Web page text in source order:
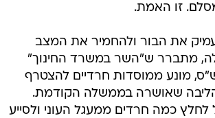
זו האמת.
את הבור ולהחמיר את המצב
מתברר ש"השר במשרד החינוך"
ש"ס, מונע ממוסדות חרדיים להצטרף
הליבה שאושרה בממשלה הקודמת.
לחלץ כמה חרדים ממעגל העוני ולסייע